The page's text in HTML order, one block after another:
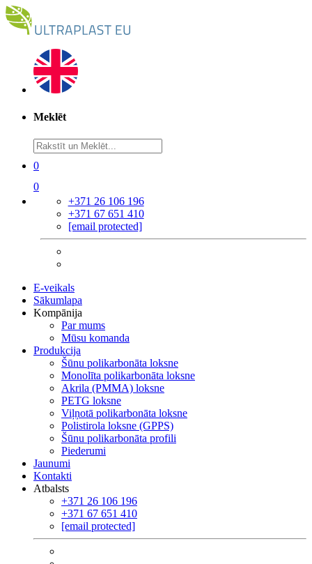
Meklēt
0
0
+371 26 106 196
+371 67 651 410
[email protected]
E-veikals
Sākumlapa
Kompānija
Par mums
Mūsu komanda
Produkcija
Šūnu polikarbonāta loksne
Monolīta polikarbonāta loksne
Akrila (PMMA) loksne
PETG loksne
Viļņotā polikarbonāta loksne
Polistirola loksne (GPPS)
Šūnu polikarbonāta profili
Piederumi
Jaunumi
Kontakti
Atbalsts
+371 26 106 196
+371 67 651 410
[email protected]